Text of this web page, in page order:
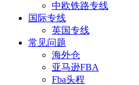
中欧铁路专线
国际专线
英国专线
常见问题
海外仓
亚马逊FBA
Fba头程